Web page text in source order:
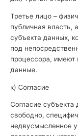
Третье лицо –
публичная власть,
субъекта данных,
под
процессора, имеют
данные.
к) Согласие
Согласие
свободно,
недвусмысленное